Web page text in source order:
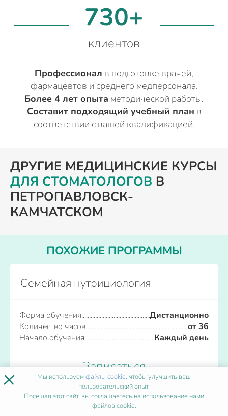
730+
клиентов
Профессионал в подготовке врачей,
фармацевтов и среднего медперсонала.
Более 4 лет опыта методической работы.
Составит подходящий учебный план в
соответствии с вашей квалификацией.
ДРУГИЕ МЕДИЦИНСКИЕ КУРСЫ
ДЛЯ СТОМАТОЛОГОВ В
ПЕТРОПАВЛОВСК-
КАМЧАТСКОМ
ПОХОЖИЕ ПРОГРАММЫ
Семейная нутрициология
Форма обучения
Дистанционно
Количество часов
от 36
Начало обучения
Каждый день
Записаться
× Мы используемфайлы cookie, чтобы улучшить ваш
пользовательский опыт.
Посещая этот сайт, вы соглашаетесь на использование нами
файлов cookie.